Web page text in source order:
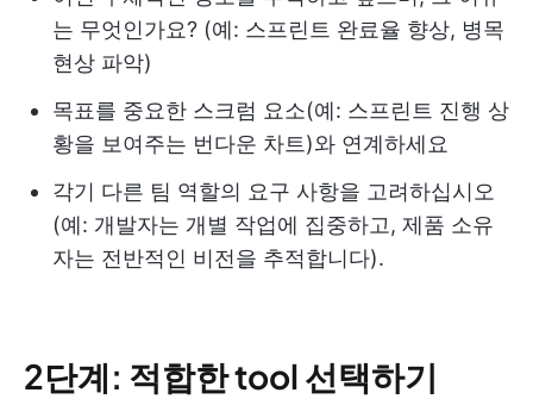
는 무엇인가요? (예: 스프린트 완료율 향상, 병목
현상 파악)
목표를 중요한 스크럼 요소(예: 스프린트 진행 상
황을 보여주는 번다운 차트)와 연계하세요
각기 다른 팀 역할의 요구 사항을 고려하십시오
(예: 개발자는 개별 작업에 집중하고, 제품 소유
자는 전반적인 비전을 추적합니다).
2단계: 적합한 tool 선택하기